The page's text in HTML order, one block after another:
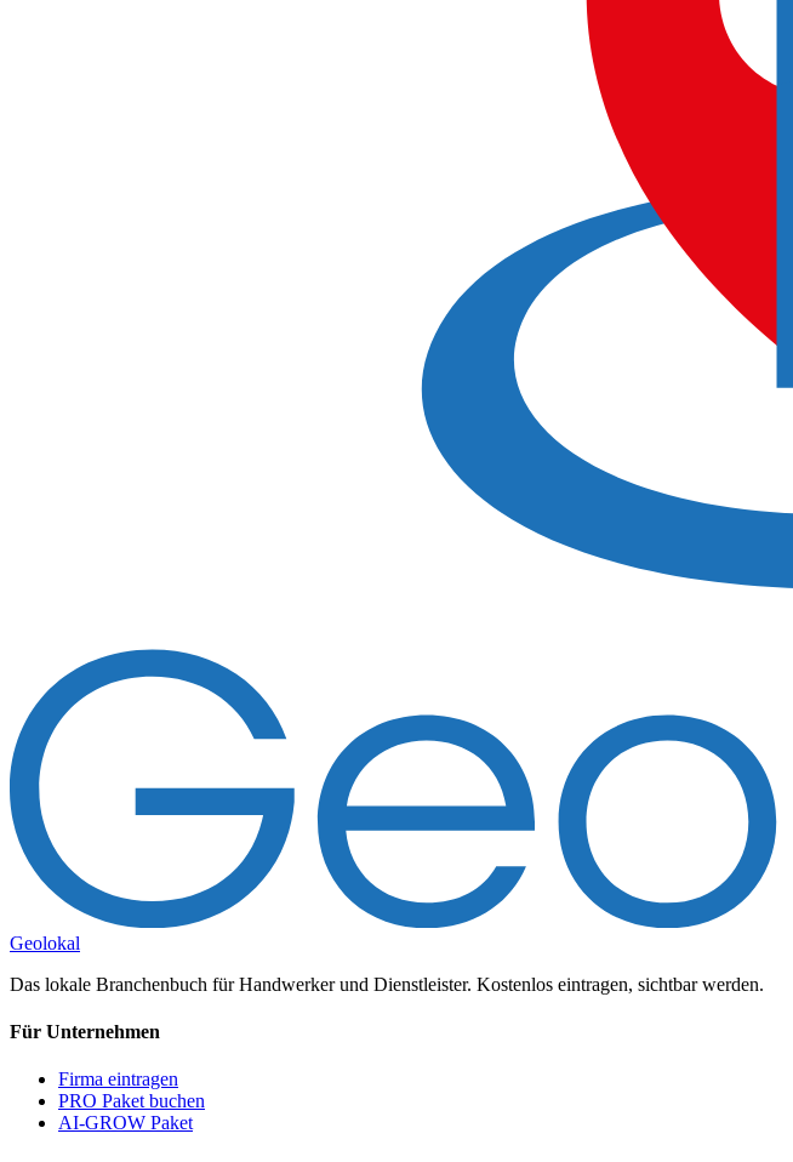
Geolokal
Das lokale Branchenbuch für Handwerker und Dienstleister. Kostenlos eintragen, sichtbar werden.
Für Unternehmen
Firma eintragen
PRO Paket buchen
AI-GROW Paket